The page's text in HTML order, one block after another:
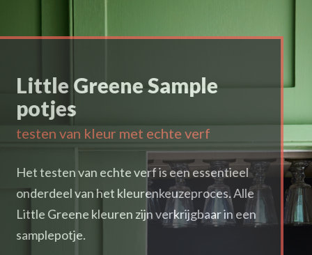
Little Greene Sample
potjes
testen van kleur met echte verf
Het testen van echte verf is een essentieel
onderdeel van het kleurenkeuzeproces. Alle
Little Greene kleuren zijn verkrijgbaar in een
samplepotje.